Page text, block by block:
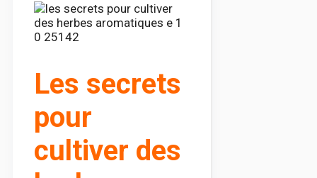
Les secrets
pour
cultiver des